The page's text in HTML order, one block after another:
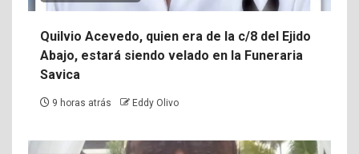
Quilvio Acevedo, quien era de la c/8 del Ejido
Abajo, estará siendo velado en la Funeraria
Savica
9 horas atrás Eddy Olivo